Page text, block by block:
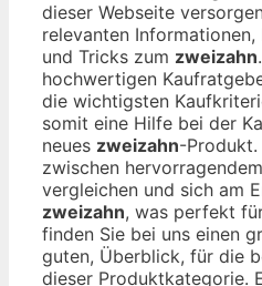
dieser Webseite
relevanten
und Tricks zum zweizahn
hochwertigen
die wichtigsten
somit eine Hilfe bei der
neues zweizahn-Produkt.
zwischen hervorragendem
vergleichen und sich am
zweizahn, was perfekt
finden Sie bei uns einen
guten, Überblick, für die
dieser Produktkategorie.